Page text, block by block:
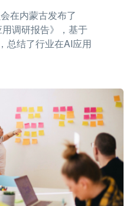
在内蒙古发布了
用调研报告》，基于
总结了行业在AI应用